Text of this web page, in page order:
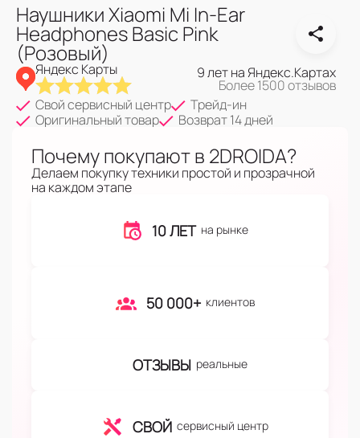
Наушники Xiaomi Mi In-Ear
Headphones Basic Pink
(Розовый)
Яндекс Карты 9 лет на Яндекс.Картах
Более 1500 отзывов
Свой сервисный центр
Трейд-ин
Оригинальный товар
Возврат 14 дней
Почему покупают в 2DROIDA?
Делаем покупку техники простой и прозрачной
на каждом этапе
10 ЛЕТ на рынке
50 000+ клиентов
ОТЗЫВЫ реальные
СВОЙ сервисный центр